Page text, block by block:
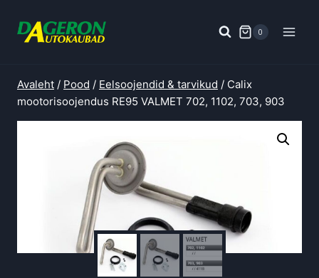
0
Avaleht / Pood / Eelsoojendid & tarvikud / Calix
mootorisoojendus RE95 VALMET 702, 1102, 703, 903